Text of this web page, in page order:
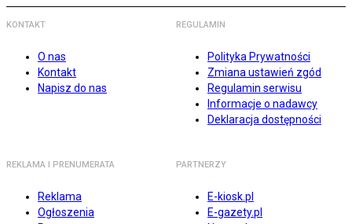
KONTAKT
O nas
Kontakt
Napisz do nas
REGULAMIN
Polityka Prywatności
Zmiana ustawień zgód
Regulamin serwisu
Informacje o nadawcy
Deklaracja dostępności
REKLAMA I PRENUMERATA
Reklama
Ogłoszenia
PARTNERZY
E-kiosk.pl
E-gazety.pl